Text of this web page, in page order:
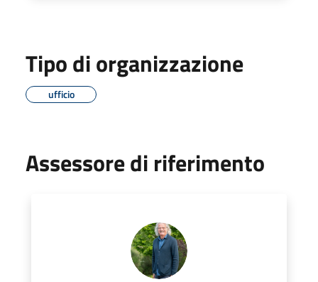
Tipo di organizzazione
ufficio
Assessore di riferimento